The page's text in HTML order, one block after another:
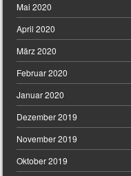
Mai 2020
April 2020
März 2020
Februar 2020
Januar 2020
Dezember 2019
November 2019
Oktober 2019